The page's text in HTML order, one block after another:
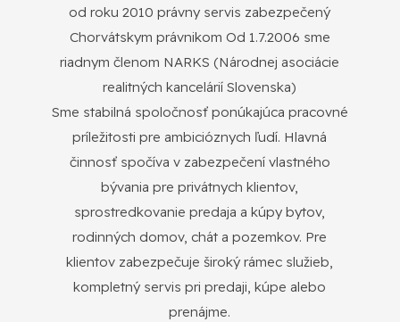
od roku 2010 právny servis zabezpečený
Chorvátskym právnikom Od 1.7.2006 sme
riadnym členom NARKS (Národnej asociácie
realitných kancelárií Slovenska)
Sme stabilná spoločnosť ponúkajúca pracovné
príležitosti pre ambicióznych ľudí. Hlavná
činnosť spočíva v zabezpečení vlastného
bývania pre privátnych klientov,
sprostredkovanie predaja a kúpy bytov,
rodinných domov, chát a pozemkov. Pre
klientov zabezpečuje široký rámec služieb,
kompletný servis pri predaji, kúpe alebo
prenájme.